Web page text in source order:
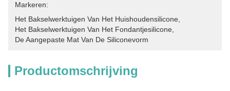
Markeren:
Het Bakselwerktuigen Van Het Huishoudensilicone
Het Bakselwerktuigen Van Het Fondantjesilicone
De Aangepaste Mat Van De Siliconevorm
Productomschrijving